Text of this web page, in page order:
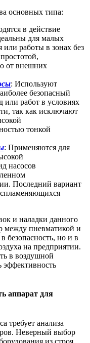
основных типа:
в действие
для малых
или работы в зонах без
от внешних
: Используют
безопасный
или работ в условиях
так как исключают
тонкой
: Применяются для
насосов
Последний вариант
и наладки данного
между пневматикой и
безопасность, но и в
на предприятии.
в воздушной
эффективность
аппарат для
требует анализа
Неверный выбор
из строя